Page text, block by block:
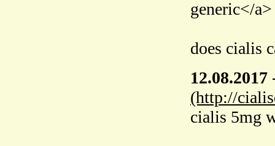
generic</a>
does cialis
12.08.2017
(http://
cialis 5mg